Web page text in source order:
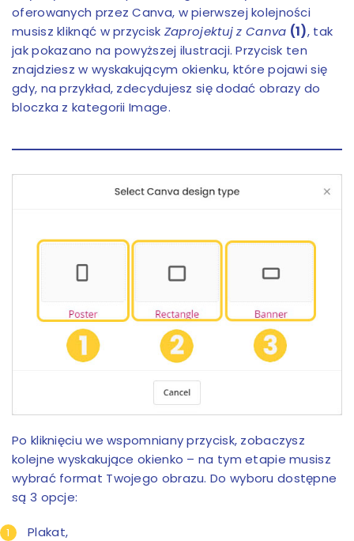
oferowanych przez Canva, w pierwszej kolejności
musisz kliknąć w przycisk Zaprojektuj z Canva (1), tak
jak pokazano na powyższej ilustracji. Przycisk ten
znajdziesz w wyskakującym okienku, które pojawi się
gdy, na przykład, zdecydujesz się dodać obrazy do
bloczka z kategorii Image.
Po kliknięciu we wspomniany przycisk, zobaczysz
kolejne wyskakujące okienko – na tym etapie musisz
wybrać format Twojego obrazu. Do wyboru dostępne
są 3 opcje:
Plakat,